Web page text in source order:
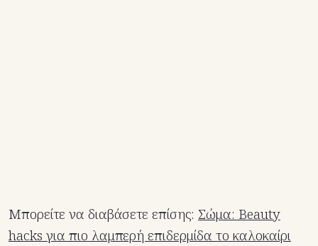
Μπορείτε να διαβάσετε επίσης: Σώμα: Beauty
hacks για πιο λαμπερή επιδερμίδα το καλοκαίρι